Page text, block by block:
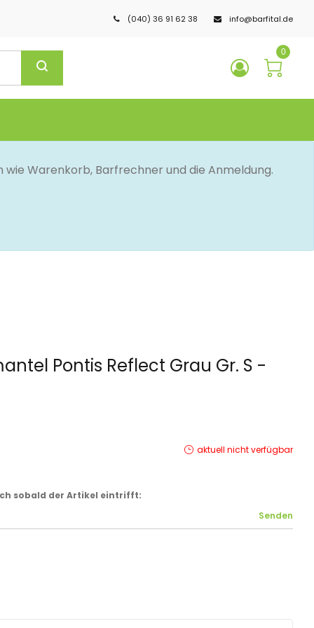
(040) 36 91 62 38 info@barfital.de
0
Warenkorb, Barfrechner und die Anmeldung.
Pontis Reflect Grau Gr. S -
aktuell nicht verfügbar
sobald der Artikel eintrifft: